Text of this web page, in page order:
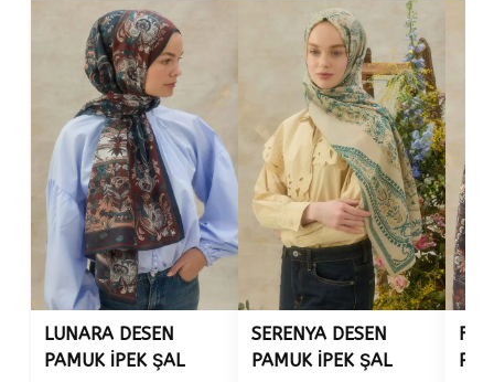
LUNARA DESEN
PAMUK İPEK ŞAL
SERENYA DESEN
PAMUK İPEK ŞAL